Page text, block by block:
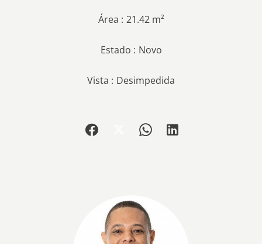
Área 21.42 m²
Estado Novo
Vista Desimpedida